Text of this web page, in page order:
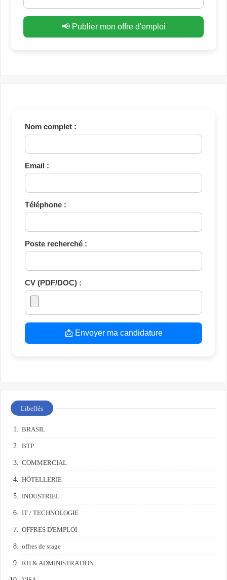
📢 Publier mon offre d'emploi
Nom complet :
Email :
Téléphone :
Poste recherché :
CV (PDF/DOC) :
📩 Envoyer ma candidature
Libellés
BRASIL
BTP
COMMERCIAL
HÔTELLERIE
INDUSTRIEL
IT / TECHNOLOGIE
OFFRES D'EMPLOI
offres de stage
RH & ADMINISTRATION